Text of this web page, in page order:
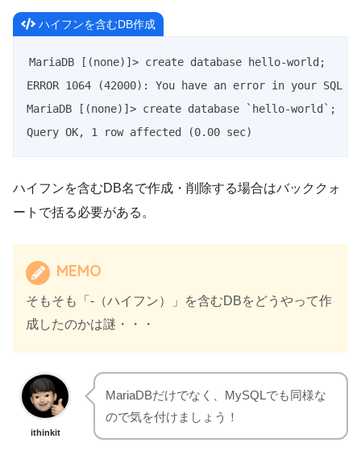
ハイフンを含むDB作成
MariaDB [(none)]> create database hello-world;
ERROR 1064 (42000): You have an error in your
MariaDB [(none)]> create database `hello-world`;
Query OK, 1 row affected (0.00 sec)
ハイフンを含むDB名で作成・削除する場合はバッククォ
ートで括る必要がある。
MEMO
そもそも「-（ハイフン）」を含むDBをどうやって作
成したのかは謎・・・
ithinkit
MariaDBだけでなく、MySQLでも同様な
ので気を付けましょう！